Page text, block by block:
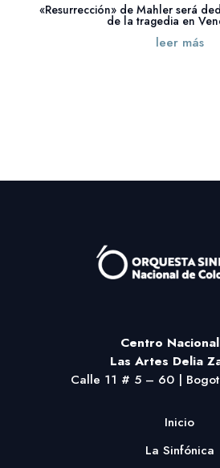
«Resurrección» de Mahler será
de la tragedia en
leer más
Centro Nacional
Las Artes Delia
Calle 11 # 5 – 60 |
Inicio
La Sinfónica